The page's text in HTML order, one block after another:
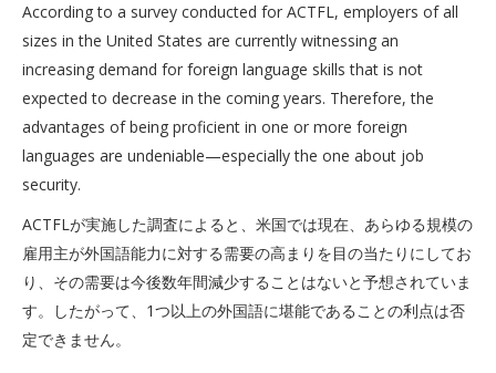
According to a survey conducted for ACTFL, employers of all
sizes in the United States are currently witnessing an
increasing demand for foreign language skills that is not
expected to decrease in the coming years. Therefore, the
advantages of being proficient in one or more foreign
languages are undeniable—especially the one about job
security.
ACTFLが実施した調査によると、米国では現在、あらゆる規模の
雇用主が外国語能力に対する需要の高まりを目の当たりにしてお
り、その需要は今後数年間減少することはないと予想されていま
す。したがって、1つ以上の外国語に堪能であることの利点は否
定できません。